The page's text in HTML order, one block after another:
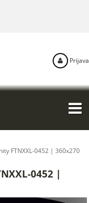
FTNXXL-0452 | 360x270
0452 |
Prijava